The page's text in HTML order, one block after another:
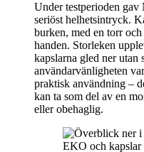
Under testperioden
seriöst helhetsintryck.
burken, med en torr
handen. Storleken
kapslarna gled ner utan
användarvänligheten
praktisk användning –
kan ta som del av en
eller obehaglig.